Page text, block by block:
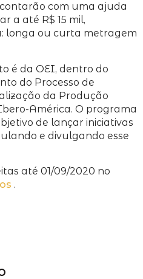
com uma ajuda
a até R$ 15 mil,
longa ou curta metragem
é da OEI, dentro do
do Processo de
da Produção
América. O programa
de lançar iniciativas
e divulgando esse
até 01/09/2020 no
.